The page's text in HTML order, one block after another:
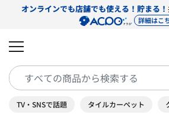
オンラインでも店舗でも使える！貯まる！
詳細はこ
TV・SNSで話題 タイルカーペット